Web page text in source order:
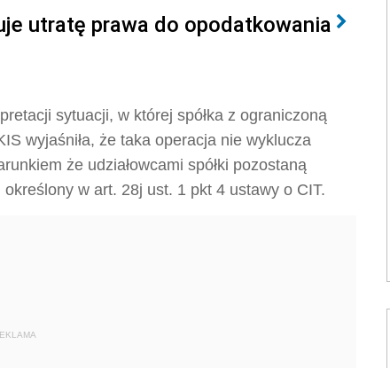
utratę prawa do opodatkowania
sytuacji, w której spółka z ograniczoną
wyjaśniła, że taka operacja nie wyklucza
że udziałowcami spółki pozostaną
w art. 28j ust. 1 pkt 4 ustawy o CIT.